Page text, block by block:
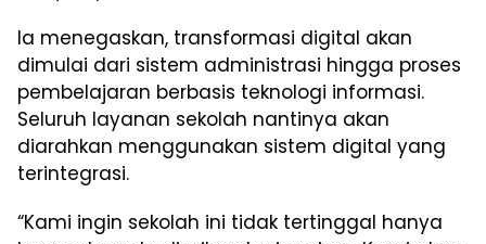
Ia menegaskan, transformasi digital akan
dimulai dari sistem administrasi hingga proses
pembelajaran berbasis teknologi informasi.
Seluruh layanan sekolah nantinya akan
diarahkan menggunakan sistem digital yang
terintegrasi.
“Kami ingin sekolah ini tidak tertinggal hanya